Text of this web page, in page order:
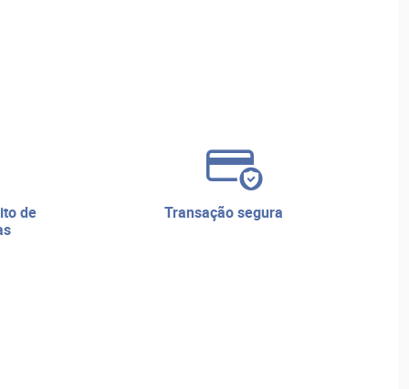
transação segura